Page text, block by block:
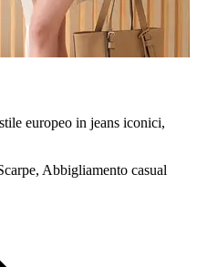
europeo in jeans iconici,
Abbigliamento casual